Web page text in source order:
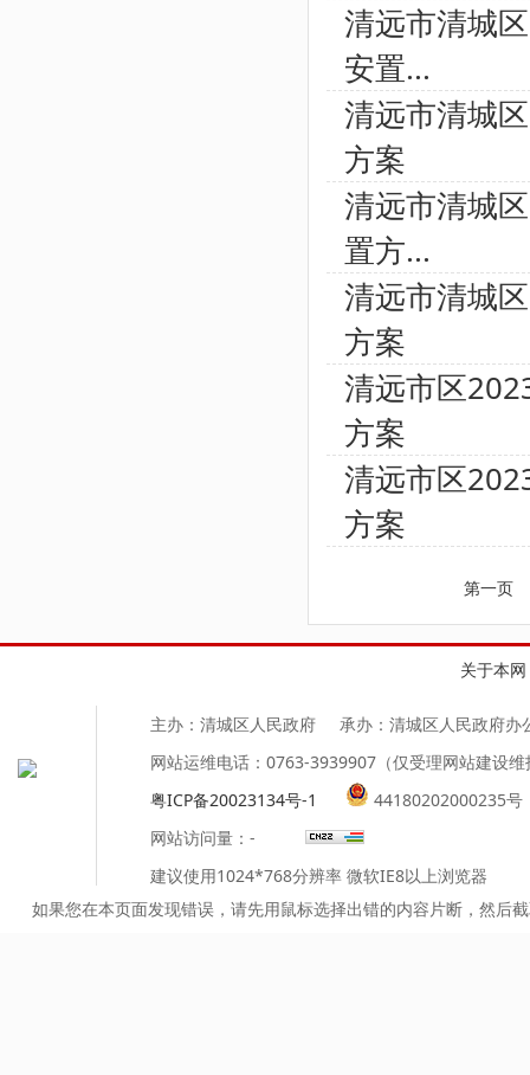
清远市清城
安置...
清远市清城
方案
清远市清城
置方...
清远市清城
方案
清远市区
方案
清远市区
方案
第一页
关于本网
主办：清城区人民政府
承办：清城区人民政府办
网站运维电话：0763-3939907（仅受理网站建设
粤ICP备20023134号-1
44180202000235号
网站访问量： -
建议使用1024*768分辨率 微软IE8以上浏览器
如果您在本页面发现错误，请先用鼠标选择出错的内容片断，然后